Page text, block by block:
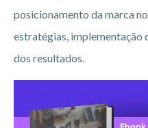
posicionamento da marca
estratégias, implementação
dos resultados.